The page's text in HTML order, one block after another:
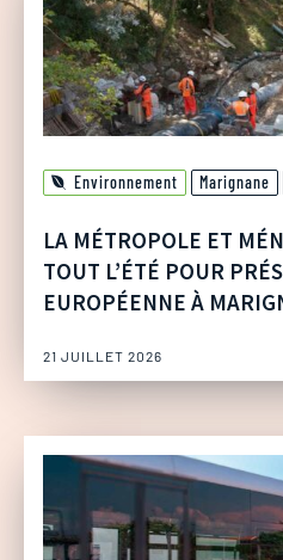
Environnement Marignane
LA MÉTROPOLE ET
TOUT L’ÉTÉ POUR
EUROPÉENNE À
21 JUILLET 2026